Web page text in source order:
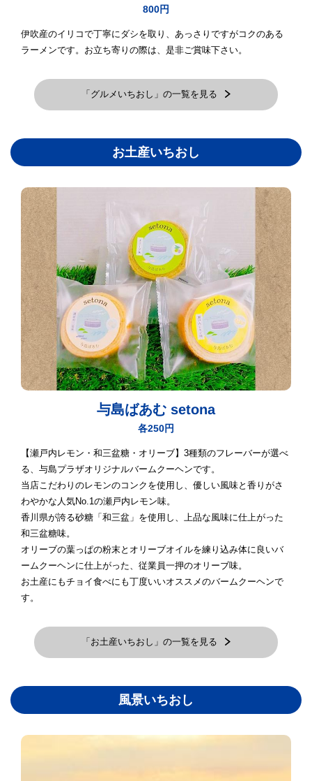
800円
伊吹産のイリコで丁寧にダシを取り、あっさりですがコクのある
ラーメンです。お立ち寄りの際は、是非ご賞味下さい。
「グルメいちおし」の一覧を見る
お土産いちおし
与島ばあむ setona
各250円
【瀬戸内レモン・和三盆糖・オリーブ】3種類のフレーバーが選べ
る、与島プラザオリジナルバームクーヘンです。
当店こだわりのレモンのコンクを使用し、優しい風味と香りがさ
わやかな人気No.1の瀬戸内レモン味。
香川県が誇る砂糖「和三盆」を使用し、上品な風味に仕上がった
和三盆糖味。
オリーブの葉っぱの粉末とオリーブオイルを練り込み体に良いバ
ームクーヘンに仕上がった、従業員一押のオリーブ味。
お土産にもチョイ食べにも丁度いいオススメのバームクーヘンで
す。
「お土産いちおし」の一覧を見る
風景いちおし